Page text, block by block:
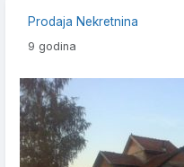
Prodaja Nekretnina
9 godina